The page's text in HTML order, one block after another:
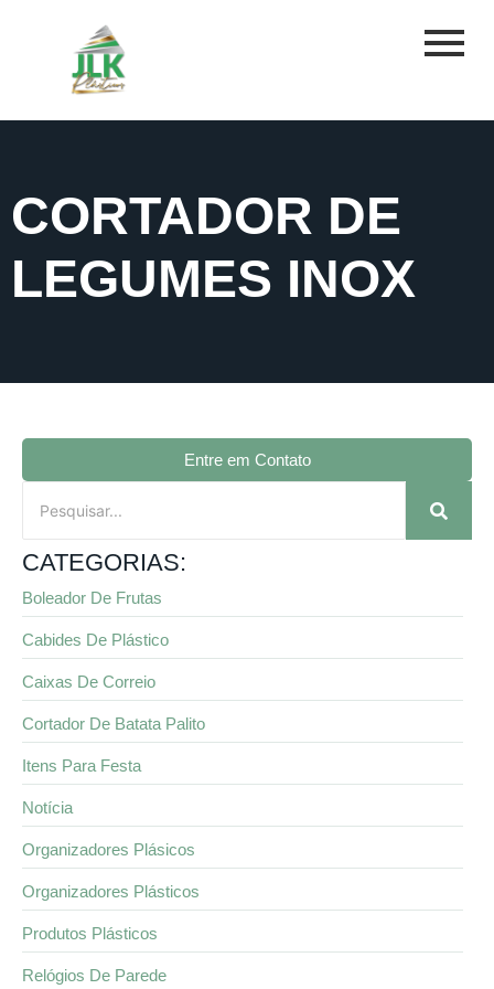
CORTADOR DE
LEGUMES INOX
Entre em Contato
CATEGORIAS:
Boleador De Frutas
Cabides De Plástico
Caixas De Correio
Cortador De Batata Palito
Itens Para Festa
Notícia
Organizadores Plásicos
Organizadores Plásticos
Produtos Plásticos
Relógios De Parede